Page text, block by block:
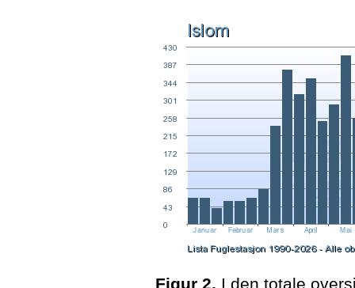
Figur 2. I den totale